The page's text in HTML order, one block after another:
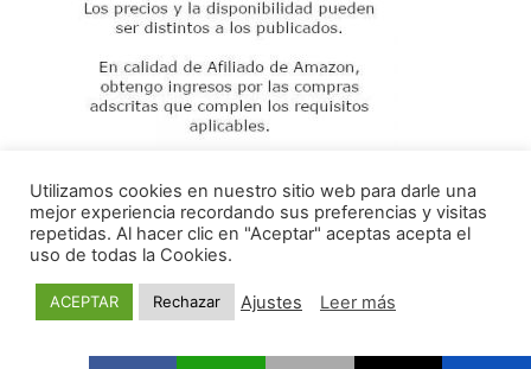
Utilizamos cookies en nuestro sitio web para darle una
mejor experiencia recordando sus preferencias y visitas
repetidas. Al hacer clic en "Aceptar" aceptas acepta el
uso de todas la Cookies.
ACEPTAR Rechazar Ajustes Leer más